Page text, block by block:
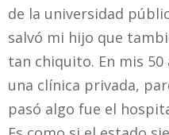
de la universidad
salvó mi hijo que
tan chiquito. En mis
una clínica privada,
pasó algo fue el